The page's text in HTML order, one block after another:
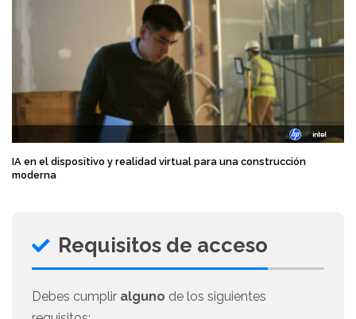
IA en el dispositivo y realidad virtual para una construcción
moderna
Requisitos de acceso
Debes cumplir alguno de los siguientes